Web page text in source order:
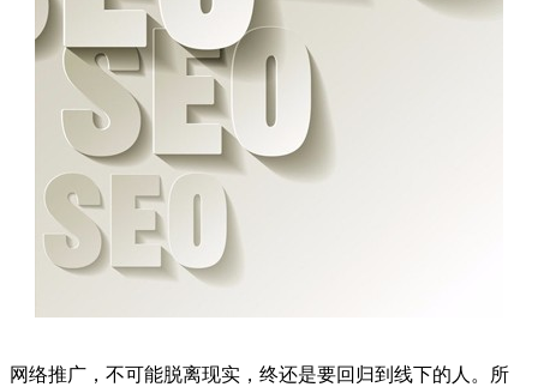
网络推广，不可能脱离现实，终还是要回归到线下的人。所